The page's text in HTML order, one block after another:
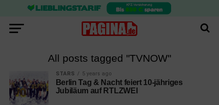
All posts tagged "TVNOW"
STARS 5 years ago
Berlin Tag & Nacht feiert 10-jähriges
Jubiläum auf RTLZWEI